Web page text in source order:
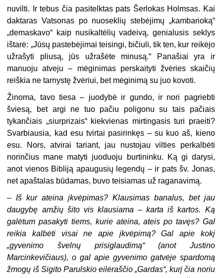
nuvilti. Ir tebus čia pasitelktas pats Šerlokas Holmsas. Kai
daktaras Vatsonas po nuoseklių stebėjimų „kambarioką“
„demaskavo“ kaip nusikaltėlių vadeivą, genialusis seklys
ištarė: „Jūsų pastebėjimai teisingi, bičiuli, tik ten, kur reikėjo
užrašyti pliusą, jūs užrašėte minusą.“ Panašiai yra ir
manuoju atveju – mėginimas perskaityti žvėries skaičių
reiškia ne tarnystę žvėriui, bet mėginimą su juo kovoti.
Žinoma, tavo tiesa – juodybė ir gundo, ir nori pagriebti
šviesą, bet argi ne tuo pačiu poligonu su tais pačiais
tykančiais „siurprizais“ kiekvienas mirtingasis turi praeiti?
Svarbiausia, kad esu tvirtai pasirinkęs – su kuo aš, kieno
esu. Nors, atvirai tariant, jau nustojau vilties perkalbėti
norinčius mane matyti juoduoju burtininku. Ką gi darysi,
anot vienos Bibliją apaugusių legendų – ir pats šv. Jonas,
net apaštalas būdamas, buvo teisiamas už raganavimą.
– Iš kur ateina įkvėpimas? Klausimas banalus, bet jau
daugybę amžių šito vis klausiama – karta iš kartos. Ką
galėtum pasakyti tiems, kurie ateina, ateis po tavęs? Gal
reikia kalbėti visai ne apie įkvėpimą? Gal apie kokį
„gyvenimo švelnų prisiglaudimą“ (anot Justino
Marcinkevičiaus), o gal apie gyvenimo gatvėje spardomą
žmogų iš Sigito Parulskio eilėraščio „Gardas“, kurį čia noriu